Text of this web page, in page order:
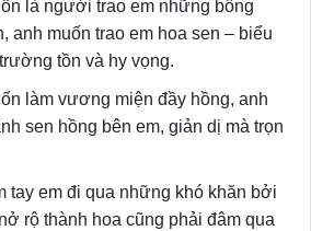
là người trao em những bông
anh muốn trao em hoa sen – biểu
tồn và hy vọng.
làm vương miện đầy hồng, anh
sen hồng bên em, giản dị mà trọn
tay em đi qua những khó khăn bởi
rộ thành hoa cũng phải đâm qua